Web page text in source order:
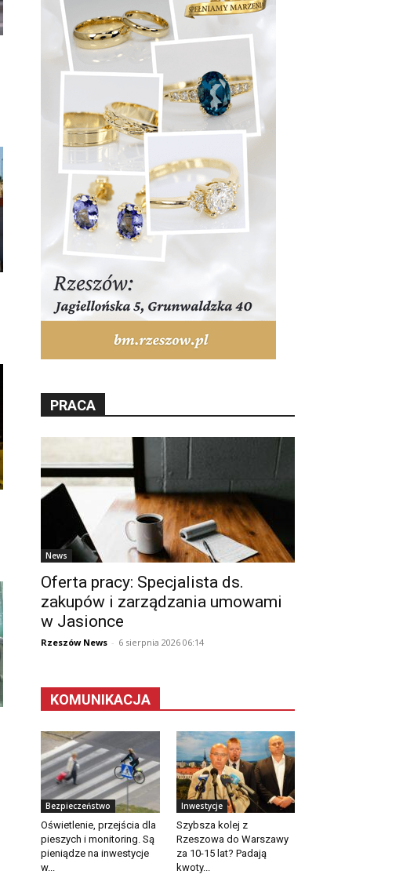
PRACA
News
Oferta pracy: Specjalista ds.
zakupów i zarządzania umowami
w Jasionce
Rzeszów News - 6 sierpnia 2026 06:14
KOMUNIKACJA
Bezpieczeństwo
Oświetlenie, przejścia dla
pieszych i monitoring. Są
pieniądze na inwestycje
w...
Inwestycje
Szybsza kolej z
Rzeszowa do Warszawy
za 10-15 lat? Padają
kwoty...